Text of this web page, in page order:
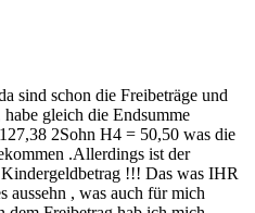
sind schon die Freibeträge und
gleich die Endsumme
2Sohn H4 = 50,50 was die
.Allerdings ist der
!!! Das was IHR
aussehn , was auch für mich